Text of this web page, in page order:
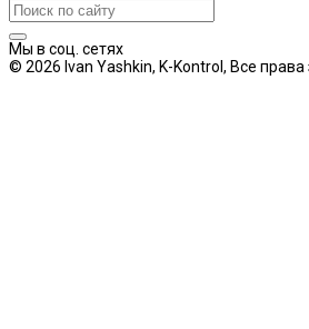
Мы в соц. сетях
© 2026 Ivan Yashkin, K-Kontrol, Все